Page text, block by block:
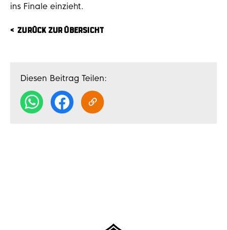
ins Finale einzieht.
ZURÜCK ZUR ÜBERSICHT
Diesen Beitrag Teilen: